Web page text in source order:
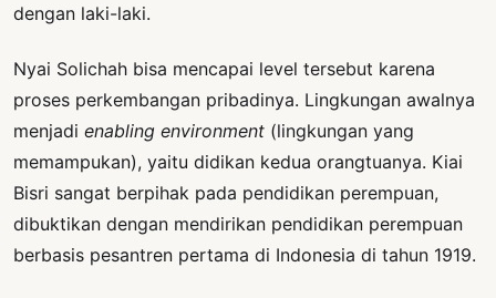
dengan laki-laki.
Nyai Solichah bisa mencapai level tersebut karena
proses perkembangan pribadinya. Lingkungan awalnya
menjadi enabling environment (lingkungan yang
memampukan), yaitu didikan kedua orangtuanya. Kiai
Bisri sangat berpihak pada pendidikan perempuan,
dibuktikan dengan mendirikan pendidikan perempuan
berbasis pesantren pertama di Indonesia di tahun 1919.